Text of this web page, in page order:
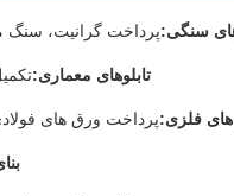
سنگی:پرداخت گرانیت، سنگ
تابلوهای معماری:
فلزی:پرداخت ورق های